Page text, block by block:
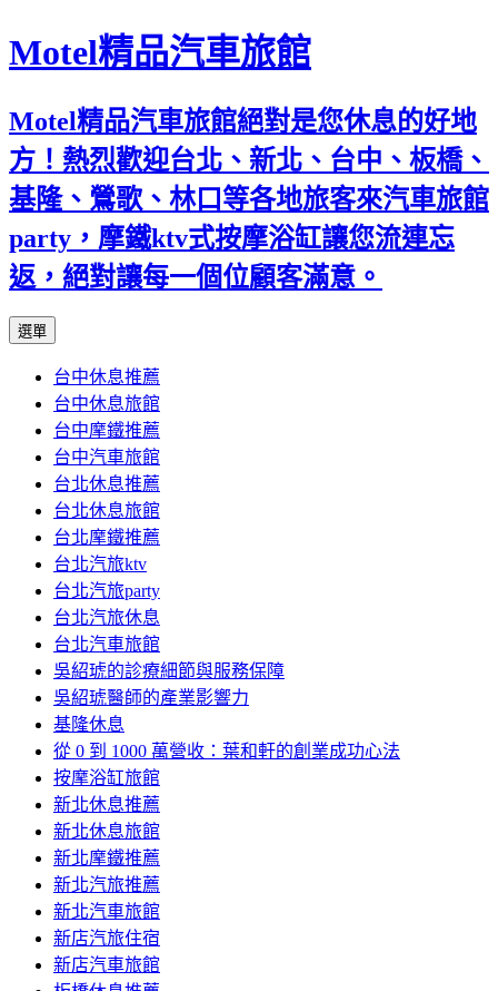
Motel精品汽車旅館
Motel精品汽車旅館絕對是您休息的好地
方！熱烈歡迎台北、新北、台中、板橋、
基隆、鶯歌、林口等各地旅客來汽車旅館
party，摩鐵ktv式按摩浴缸讓您流連忘
返，絕對讓每一個位顧客滿意。
選單
內
容
台中休息推薦
台中休息旅館
台中摩鐵推薦
台中汽車旅館
台北休息推薦
台北休息旅館
台北摩鐵推薦
台北汽旅ktv
台北汽旅party
台北汽旅休息
台北汽車旅館
吳紹琥的診療細節與服務保障
吳紹琥醫師的產業影響力
基隆休息
從 0 到 1000 萬營收：葉和軒的創業成功心法
按摩浴缸旅館
新北休息推薦
新北休息旅館
新北摩鐵推薦
新北汽旅推薦
新北汽車旅館
新店汽旅住宿
新店汽車旅館